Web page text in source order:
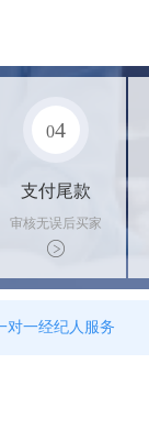
04
支付尾款
审核无误后买家
支付尾款，卖家
办理相关手续
对一经纪人服务